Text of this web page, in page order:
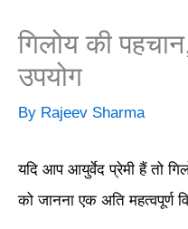
गिलोय की
उपयोग
By Rajeev Sharma
यदि आप आयुर्वेद प्रेमी हैं तो
को जानना एक अति महत्वपूर्ण